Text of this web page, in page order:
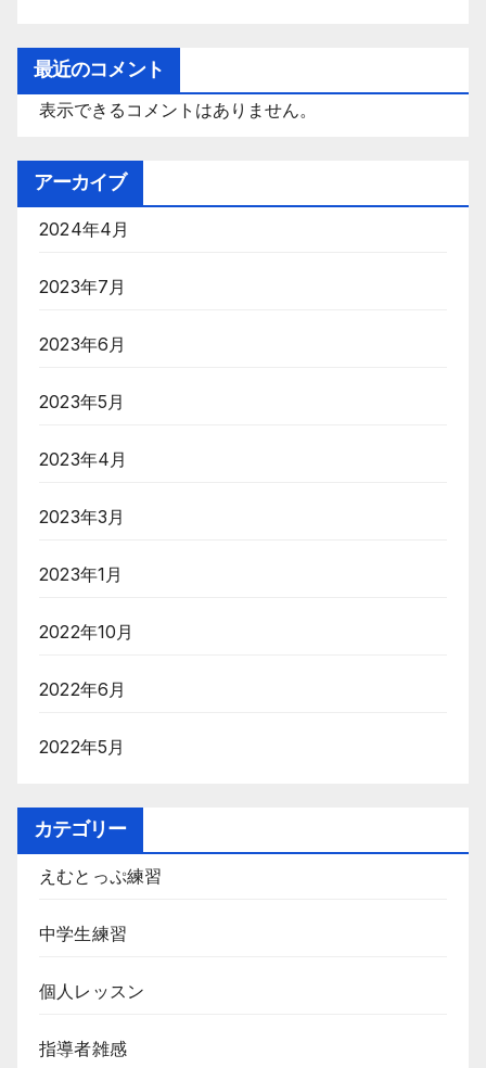
最近のコメント
表示できるコメントはありません。
アーカイブ
2024年4月
2023年7月
2023年6月
2023年5月
2023年4月
2023年3月
2023年1月
2022年10月
2022年6月
2022年5月
カテゴリー
えむとっぷ練習
中学生練習
個人レッスン
指導者雑感